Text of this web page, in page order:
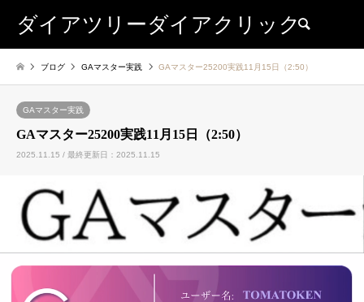
ダイアツリーダイアクリック
ブログ GAマスター実践 GAマスター25200実践11月15日（2:50）
GAマスター実践
GAマスター25200実践11月15日（2:50）
2025.11.15 / 最終更新日：2025.11.15